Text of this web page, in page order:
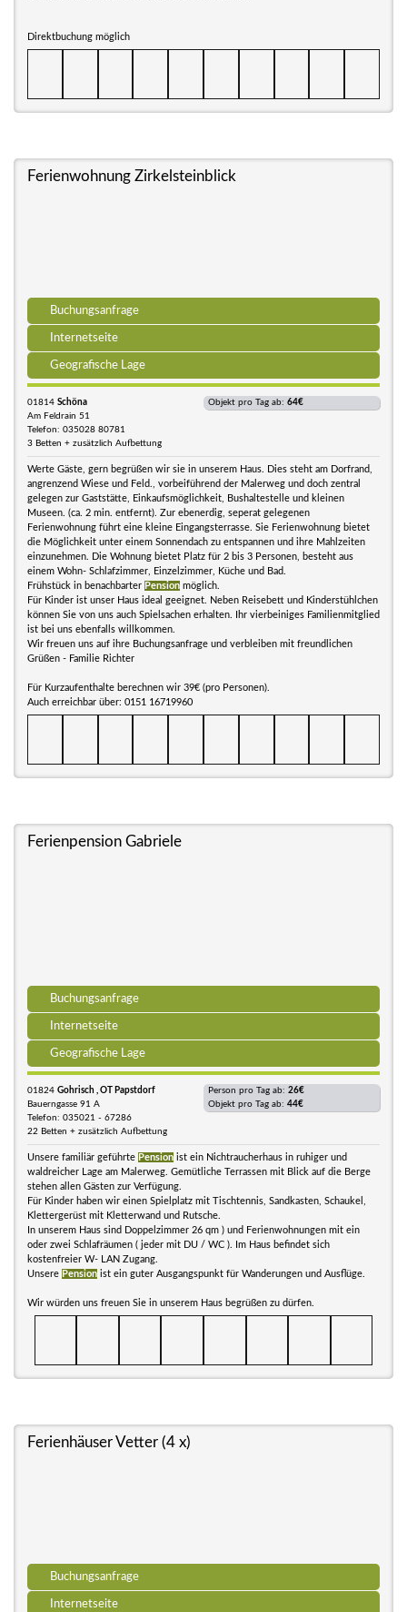
Direktbuchung möglich
Ferienwohnung Zirkelsteinblick
Buchungsanfrage
Internetseite
Geografische Lage
01814 Schöna
Am Feldrain 51
Telefon: 035028 80781
3 Betten + zusätzlich Aufbettung
Objekt pro Tag ab: 64€
Werte Gäste, gern begrüßen wir sie in unserem Haus. Dies steht am Dorfrand,
angrenzend Wiese und Feld., vorbeiführend der Malerweg und doch zentral
gelegen zur Gaststätte, Einkaufsmöglichkeit, Bushaltestelle und kleinen
Museen. (ca. 2 min. entfernt). Zur ebenerdig, seperat gelegenen
Ferienwohnung führt eine kleine Eingangsterrasse. Sie Ferienwohnung bietet
die Möglichkeit unter einem Sonnendach zu entspannen und ihre Mahlzeiten
einzunehmen. Die Wohnung bietet Platz für 2 bis 3 Personen, besteht aus
einem Wohn- Schlafzimmer, Einzelzimmer, Küche und Bad.
Frühstück in benachbarter Pension möglich.
Für Kinder ist unser Haus ideal geeignet. Neben Reisebett und Kinderstühlchen
können Sie von uns auch Spielsachen erhalten. Ihr vierbeiniges Familienmitglied
ist bei uns ebenfalls willkommen.
Wir freuen uns auf ihre Buchungsanfrage und verbleiben mit freundlichen
Grüßen - Familie Richter
Für Kurzaufenthalte berechnen wir 39€ (pro Personen).
Auch erreichbar über: 0151 16719960
Ferienpension Gabriele
Buchungsanfrage
Internetseite
Geografische Lage
01824 Gohrisch , OT Papstdorf
Bauerngasse 91 A
Telefon: 035021 - 67286
22 Betten + zusätzlich Aufbettung
Person pro Tag ab: 26€
Objekt pro Tag ab: 44€
Unsere familiär geführte Pension ist ein Nichtraucherhaus in ruhiger und
waldreicher Lage am Malerweg. Gemütliche Terrassen mit Blick auf die Berge
stehen allen Gästen zur Verfügung.
Für Kinder haben wir einen Spielplatz mit Tischtennis, Sandkasten, Schaukel,
Klettergerüst mit Kletterwand und Rutsche.
In unserem Haus sind Doppelzimmer 26 qm ) und Ferienwohnungen mit ein
oder zwei Schlafräumen ( jeder mit DU / WC ). Im Haus befindet sich
kostenfreier W- LAN Zugang.
Unsere Pension ist ein guter Ausgangspunkt für Wanderungen und Ausflüge.
Wir würden uns freuen Sie in unserem Haus begrüßen zu dürfen.
Ferienhäuser Vetter (4 x)
Buchungsanfrage
Internetseite